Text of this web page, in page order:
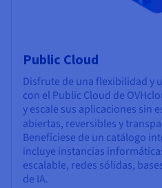
Public Cloud
Disfrute de una flexibilidad y
con el Public Cloud de
y escale sus aplicaciones sin
abiertas, reversibles y
Benefíciese de un catálogo
incluye instancias
escalable, redes sólidas,
de IA.